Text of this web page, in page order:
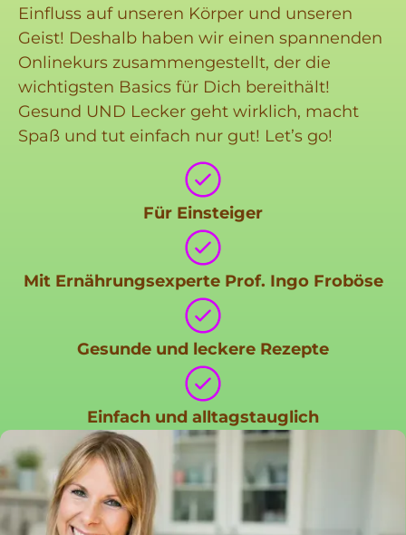
Einfluss auf unseren Körper und unseren
Geist! Deshalb haben wir einen spannenden
Onlinekurs zusammengestellt, der die
wichtigsten Basics für Dich bereithält!
Gesund UND Lecker geht wirklich, macht
Spaß und tut einfach nur gut! Let’s go!
Für Einsteiger
Mit Ernährungsexperte Prof. Ingo Froböse
Gesunde und leckere Rezepte
Einfach und alltagstauglich